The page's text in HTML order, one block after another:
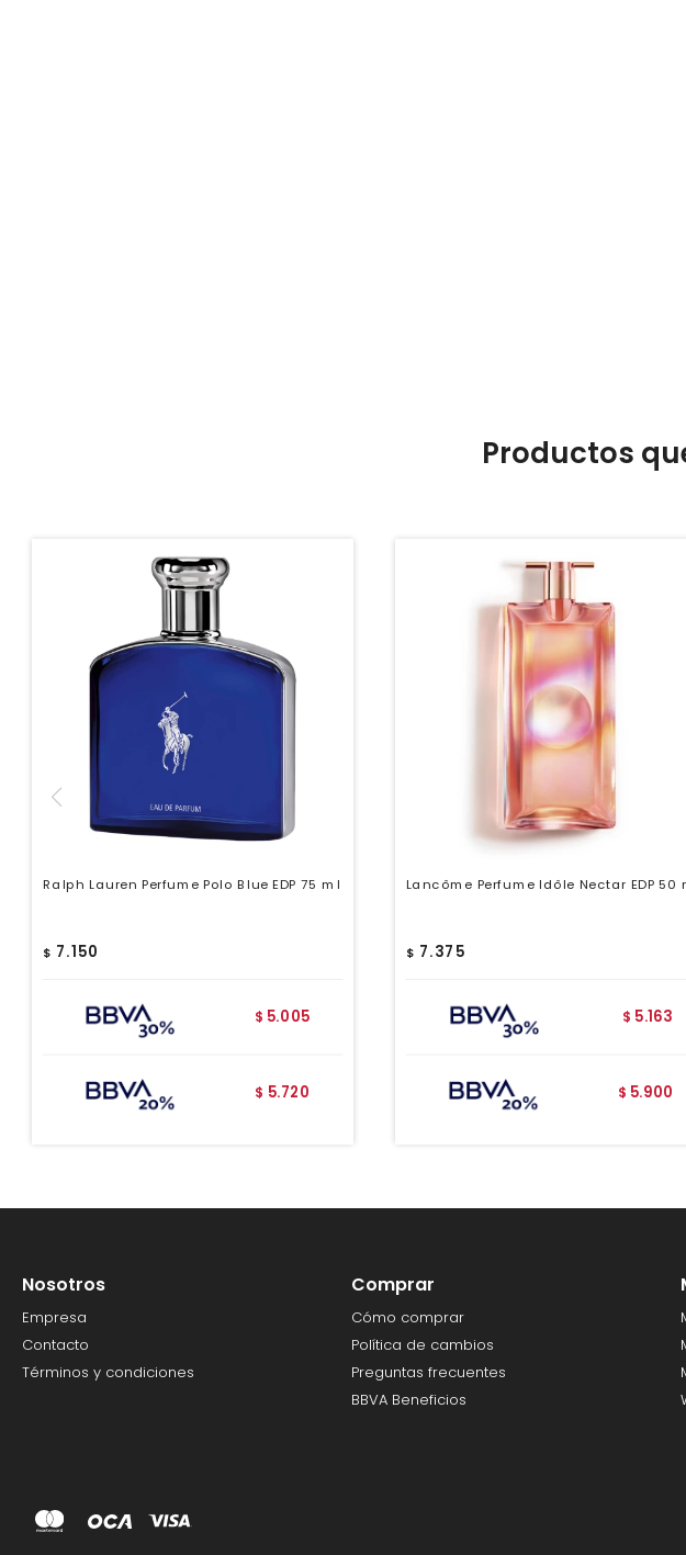
Productos
Ralph Lauren Perfume Polo Blue EDP 75 ml
$ 7.150
$ 5.005
$ 5.720
Lancôme Perfume Idôle Nectar EDP 50
$ 7.375
$ 5.163
$ 5.900
Nosotros
Empresa
Contacto
Términos y condiciones
Comprar
Cómo comprar
Política de cambios
Preguntas frecuentes
BBVA Beneficios